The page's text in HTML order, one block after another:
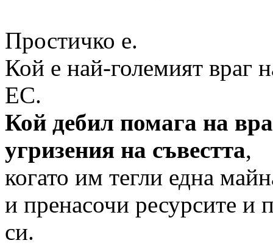
Простичко е.
Кой е най-големият враг
ЕС.
Кой дебил помага на
угризения на съвестта,
когато им тегли една
и пренасочи ресурсите
си.